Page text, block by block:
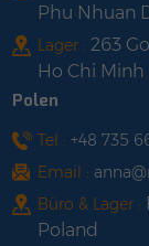
Phu Nhuan
Lager : 263
Ho Chi Minh
Polen
Tel : +48 735
Email :
Büro & Lager :
Poland